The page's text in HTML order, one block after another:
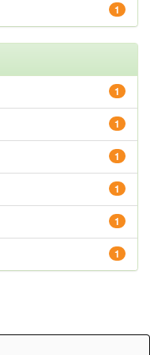
1
1
1
1
1
1
1